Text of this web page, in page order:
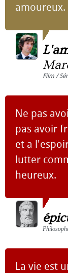
amoureux.
Film /
Ne pas
pas avoir
et a
lutter
heureux.
La vie est